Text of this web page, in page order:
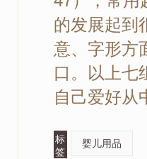
的发展起到
意、字形方
口。以上七
自己爱好从
标
签
婴儿用品